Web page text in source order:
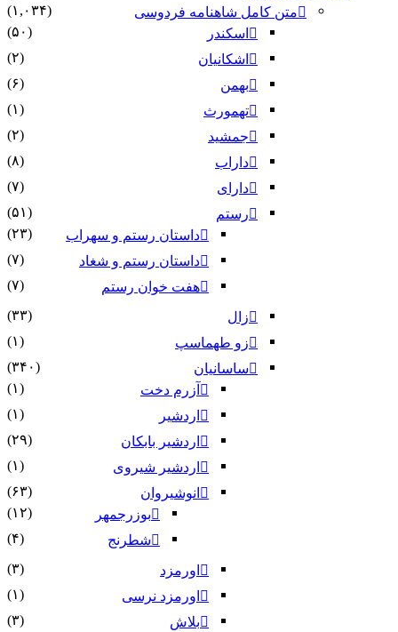
متن کامل شاهنامه فردوسی
(۱,۰۳۴)
اسکندر
(۵۰)
اشکانیان
(۲)
بهمن
(۶)
تهمورث
(۱)
جمشید
(۲)
داراب
(۸)
دارای
(۷)
رستم
(۵۱)
داستان رستم و سهراب
(۲۳)
داستان رستم و شغاد
(۷)
هفت خوان رستم‏
(۷)
زال
(۳۳)
زو طهماسپ‏
(۱)
ساسانیان
(۳۴۰)
آزرم دخت
(۱)
اردشیر
(۱)
اردشیر بابکان
(۲۹)
اردشیر شیروی
(۱)
انوشیروان
(۶۳)
بوزرجمهر
(۱۲)
شطرنج
(۴)
اورمزد
(۳)
اورمزد نرسى‏
(۱)
بلاش
(۳)